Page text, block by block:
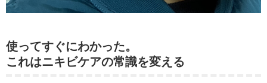
使ってすぐにわかった。
これはニキビケアの常識を変える